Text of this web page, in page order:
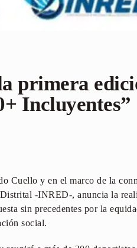
primera
Incluyentes”
Cuello y en el marco de la
-INRED-, anuncia la
sin precedentes por la
social.